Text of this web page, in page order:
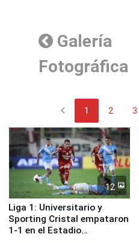
Galería
Fotográfica
chevron_left 1 2 3
12
Liga 1: Universitario y
Sporting Cristal empataron
1-1 en el Estadio